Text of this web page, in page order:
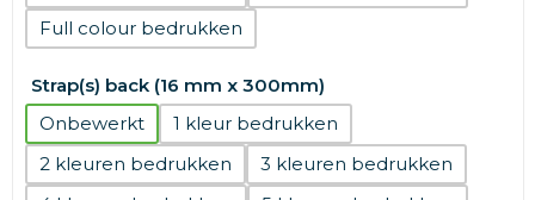
Full colour
Strap(s) back (16 mm x 300mm)
Onbewerkt
1
2
3